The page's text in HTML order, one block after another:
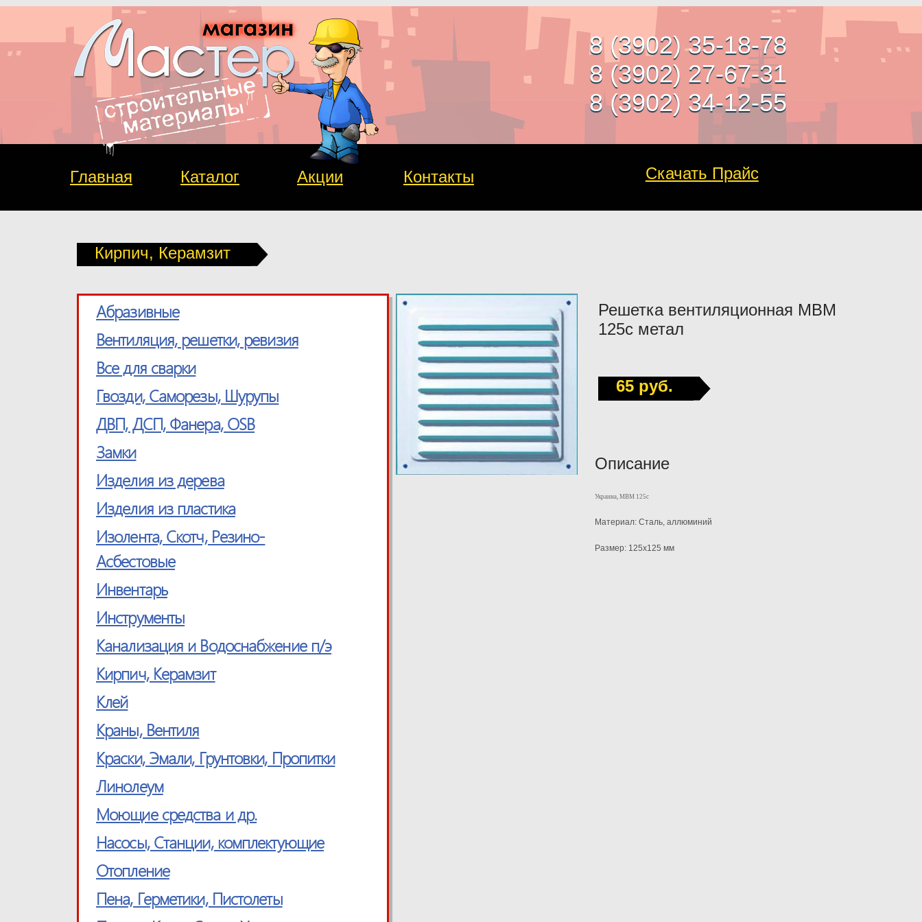
8 (3902) 35-18-78
8 (3902) 27-67-31
8 (3902) 34-12-55
Главная Каталог Акции Контакты Скачать Прайс
Кирпич, Керамзит
Абразивные
Вентиляция, решетки, ревизия
Все для сварки
Гвозди, Саморезы, Шурупы
ДВП, ДСП, Фанера, OSB
Замки
Изделия из дерева
Изделия из пластика
Изолента, Скотч, Резино-
Асбестовые
Инвентарь
Инструменты
Канализация и Водоснабжение п/э
Кирпич, Керамзит
Клей
Краны, Вентиля
Краски, Эмали, Грунтовки, Пропитки
Линолеум
Моющие средства и др.
Насосы, Станции, комплектующие
Отопление
Пена, Герметики, Пистолеты
Решетка вентиляционная МВМ
125с метал
65 руб.
Описание
Украина, МВМ 125с
Материал: Сталь, аллюминий
Размер: 125х125 мм